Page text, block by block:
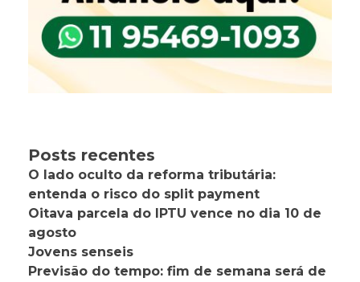
Posts recentes
O lado oculto da reforma tributária:
entenda o risco do split payment
Oitava parcela do IPTU vence no dia 10 de
agosto
Jovens senseis
Previsão do tempo: fim de semana será de